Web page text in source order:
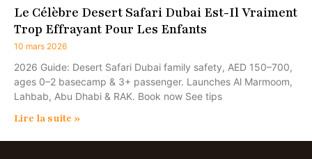
Le Célèbre Desert Safari Dubai Est-Il Vraiment
Trop Effrayant Pour Les Enfants
10 mars 2026
2026 Guide: Desert Safari Dubai family safety, AED 150–700,
ages 0–2 basecamp & 3+ passenger. Launches Al Marmoom,
Lahbab, Abu Dhabi & RAK. Book now See tips
Lire la suite »